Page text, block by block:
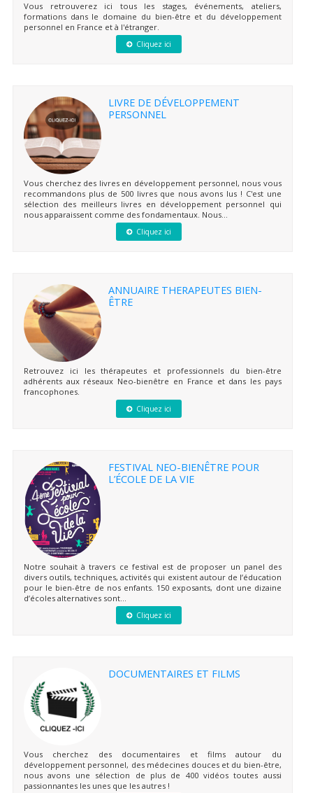
Vous retrouverez ici tous les stages, événements, ateliers,
formations dans le domaine du bien-être et du développement
personnel en France et à l'étranger.
Cliquez ici
LIVRE DE DÉVELOPPEMENT
PERSONNEL
Vous cherchez des livres en développement personnel, nous vous
recommandons plus de 500 livres que nous avons lus ! C'est une
sélection des meilleurs livres en développement personnel qui
nous apparaissent comme des fondamentaux. Nous...
Cliquez ici
ANNUAIRE THERAPEUTES BIEN-
ÊTRE
Retrouvez ici les thérapeutes et professionnels du bien-être
adhérents aux réseaux Neo-bienêtre en France et dans les pays
francophones.
Cliquez ici
FESTIVAL NEO-BIENÊTRE POUR
L’ÉCOLE DE LA VIE
Notre souhait à travers ce festival est de proposer un panel des
divers outils, techniques, activités qui existent autour de l’éducation
pour le bien-être de nos enfants. 150 exposants, dont une dizaine
d’écoles alternatives sont...
Cliquez ici
DOCUMENTAIRES ET FILMS
Vous cherchez des documentaires et films autour du
développement personnel, des médecines douces et du bien-être,
nous avons une sélection de plus de 400 vidéos toutes aussi
passionnantes les unes que les autres !